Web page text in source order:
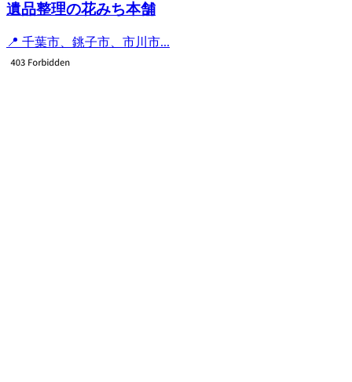
遺品整理の花みち本舗
📍 千葉市、銚子市、市川市...